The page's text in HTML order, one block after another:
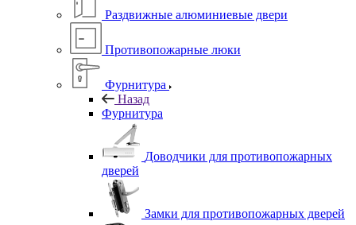
Раздвижные алюминиевые двери
Противопожарные люки
Фурнитура
Назад
Фурнитура
Доводчики для противопожарных
дверей
Замки для противопожарных дверей